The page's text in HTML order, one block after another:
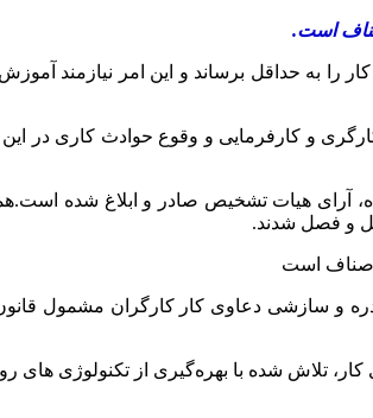
به حداقل برساند و این امر نیازمند
و کارفرمایی و وقوع حوادث کاری در
گذشته بیش از ۷۳ هزار دادخواست بدوی در استان تهران ثبت شده که تا پایان سال برای ۵۷ هزار و ۵۷۲
تلاش شده با بهره‌گیری از تکنولوژی های